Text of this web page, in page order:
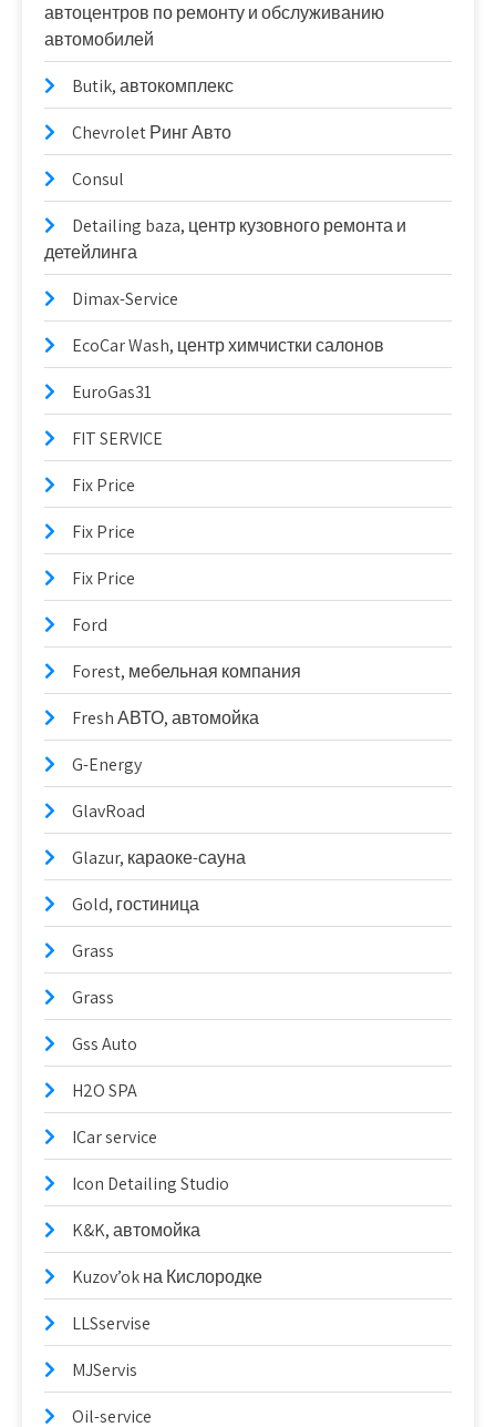
автоцентров по ремонту и обслуживанию
автомобилей
Butik, автокомплекс
Chevrolet Ринг Авто
Consul
Detailing baza, центр кузовного ремонта и
детейлинга
Dimax-Service
EcoCar Wash, центр химчистки салонов
EuroGas31
FIT SERVICE
Fix Price
Fix Price
Fix Price
Ford
Forest, мебельная компания
Fresh АВТО, автомойка
G-Energy
GlavRoad
Glazur, караоке-сауна
Gold, гостиница
Grass
Grass
Gss Auto
H2O SPA
ICar service
Icon Detailing Studio
K&K, автомойка
Kuzov’ok на Кислородке
LLSservise
MJServis
Oil-service